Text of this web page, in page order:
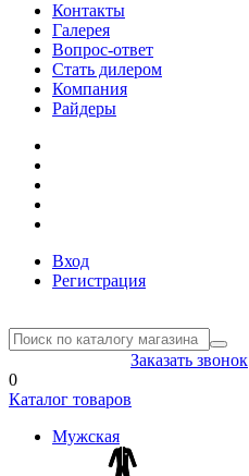
Контакты
Галерея
Вопрос-ответ
Стать дилером
Компания
Райдеры
Вход
Регистрация
Заказать звонок
0
Каталог товаров
Мужская